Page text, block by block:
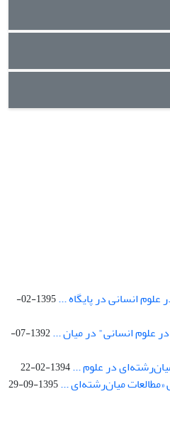
انسانی در پایگاه ...
1395-02-
علوم انسانی" در میان ...
1392-07-
در علوم ...1394-02-22
میان‌رشته‌ای ...1395-09-29